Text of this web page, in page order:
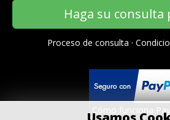
Haga su consulta
Proceso de consulta ·
Cómo funciona